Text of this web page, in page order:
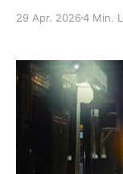
warmer
wirft goldene
gemächlich im
dem Pier
29 Apr. 20264 Min.